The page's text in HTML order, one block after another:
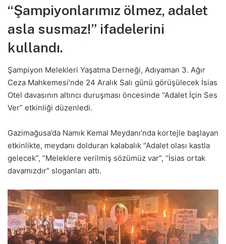
“Şampiyonlarımız ölmez, adalet
asla susmaz!” ifadelerini
kullandı.
Şampiyon Melekleri Yaşatma Derneği, Adıyaman 3. Ağır
Ceza Mahkemesi’nde 24 Aralık Salı günü görüşülecek İsias
Otel davasının altıncı duruşması öncesinde “Adalet İçin Ses
Ver” etkinliği düzenledi.
Gazimağusa’da Namık Kemal Meydanı’nda kortejle başlayan
etkinlikte, meydanı dolduran kalabalık “Adalet olası kastla
gelecek”, “Meleklere verilmiş sözümüz var”, “İsias ortak
davamızdır” sloganları attı.